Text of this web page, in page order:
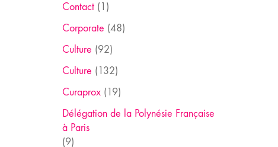
Contact(1)
Corporate (48)
Culture (92)
Culture (132)
Curaprox(19)
Délégation de la Polynésie Française
à Paris
(9)